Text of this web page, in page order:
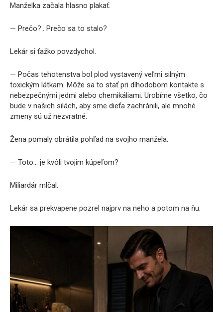
Manželka začala hlasno plakať.
— Prečo?.. Prečo sa to stalo?
Lekár si ťažko povzdychol.
— Počas tehotenstva bol plod vystavený veľmi silným
toxickým látkam. Môže sa to stať pri dlhodobom kontakte s
nebezpečnými jedmi alebo chemikáliami. Urobíme všetko, čo
bude v našich silách, aby sme dieťa zachránili, ale mnohé
zmeny sú už nezvratné.
Žena pomaly obrátila pohľad na svojho manžela.
— Toto… je kvôli tvojim kúpeľom?
Miliardár mlčal.
Lekár sa prekvapene pozrel najprv na neho a potom na ňu.